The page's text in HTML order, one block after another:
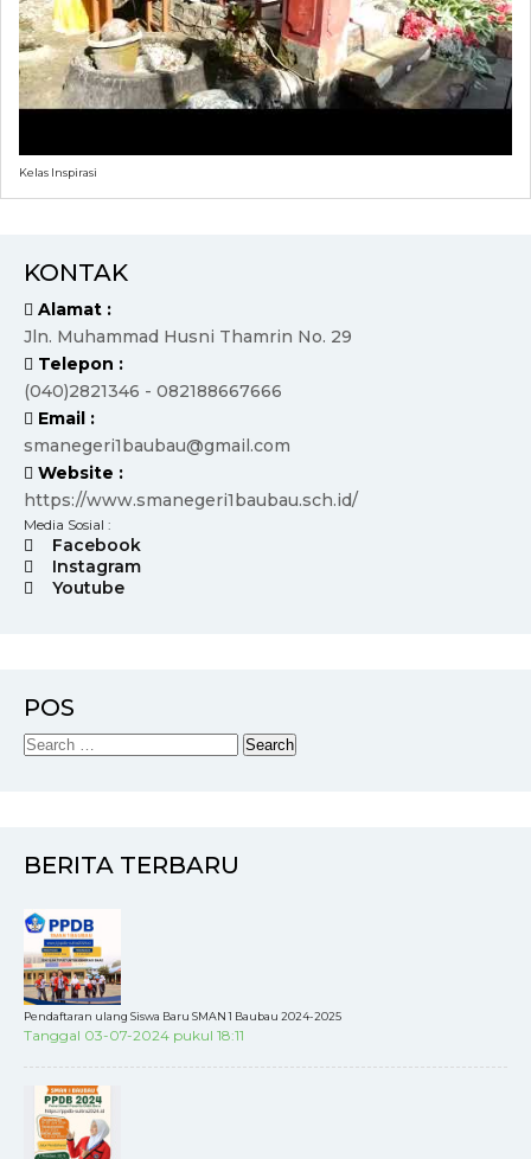
Kelas Inspirasi
KONTAK
Alamat :
Jln. Muhammad Husni Thamrin No. 29
Telepon :
(040)2821346 - 082188667666
Email :
smanegeri1baubau@gmail.com
Website :
https://www.smanegeri1baubau.sch.id/
Media Sosial :
Facebook
Instagram
Youtube
POS
BERITA TERBARU
Pendaftaran ulang Siswa Baru SMAN 1 Baubau 2024-2025
Tanggal 03-07-2024 pukul 18:11